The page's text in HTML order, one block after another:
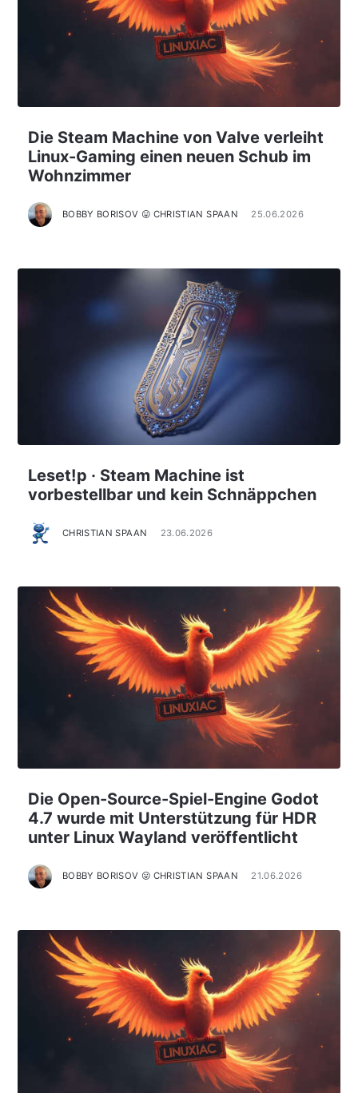
Die Steam Machine von Valve verleiht
Linux-Gaming einen neuen Schub im
Wohnzimmer
BOBBY BORISOV 😛 CHRISTIAN SPAAN 25.06.2026
Leset!p · Steam Machine ist
vorbestellbar und kein Schnäppchen
CHRISTIAN SPAAN 23.06.2026
Die Open-Source-Spiel-Engine Godot
4.7 wurde mit Unterstützung für HDR
unter Linux Wayland veröffentlicht
BOBBY BORISOV 😛 CHRISTIAN SPAAN 21.06.2026